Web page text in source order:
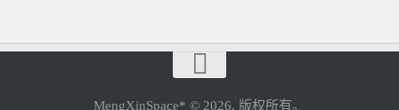
MengXinSpace* © 2026. 版权所有。